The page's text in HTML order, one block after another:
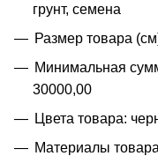
грунт, семена
Размер товара
Минимальная
30000,00
Цвета товара:
Материалы